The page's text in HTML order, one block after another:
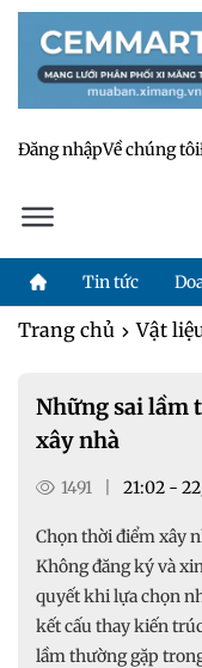
Đăng nhậpVề chúng tôi
Tin tức
Trang chủ Vật
Những sai lầm
xây nhà
1491 21:02 -
Chọn thời điểm xây
Không đăng ký và
quyết khi lựa chọn
kết cấu thay kiến
lầm thường gặp